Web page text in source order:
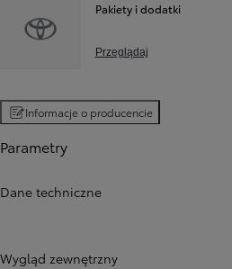
Pakiety i dodatki
Przeglądaj
Informacje o producencie
Parametry
Dane techniczne
Wygląd zewnętrzny